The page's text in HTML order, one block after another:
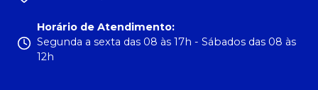
Horário de Atendimento:
Segunda a sexta das 08 às 17h - Sábados das 08 às
12h